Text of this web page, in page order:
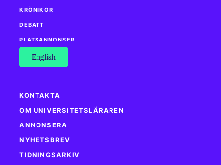
KRÖNIKOR
DEBATT
PLATSANNONSER
English
KONTAKTA
OM UNIVERSITETSLÄRAREN
ANNONSERA
NYHETSBREV
TIDNINGSARKIV